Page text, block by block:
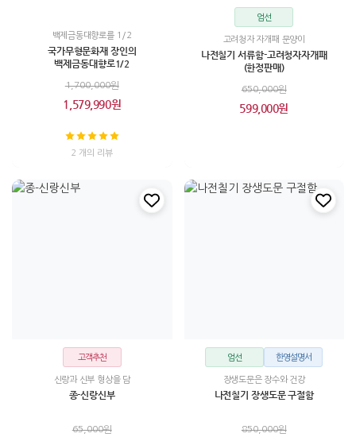
백제금동대향로를 1/2
국가무형문화재 장인의
백제금동대향로1/2
1,700,000원
1,579,990원
2 개의 리뷰
엄선
고려청자 자개패 문양이
나전칠기 서류함-고려청자자개패
(한정판매)
650,000원
599,000원
고객추천
신랑과 신부 형상을 담
종-신랑신부
65,000원
엄선 한영설명서
장생도문은 장수와 건강
나전칠기 장생도문 구절함
850,000원